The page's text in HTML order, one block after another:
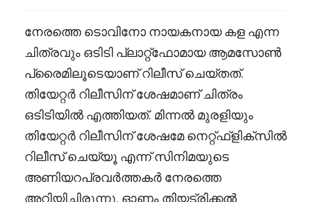
നേരത്തെ ടൊവിനോ നായകനായ കള എന്ന
ചിത്രവും ഒടിടി പ്ലാറ്റ്ഫോമായ ആമസോൺ
പ്രൈമിലൂടെയാണ് റിലീസ് ചെയ്തത്.
തിയേറ്റർ റിലീസിന് ശേഷമാണ് ചിത്രം
ഒടിടിയിൽ എത്തിയത്. മിന്നൽ മുരളിയും
തിയേറ്റർ റിലീസിന് ശേഷമേ നെറ്റ്ഫ്ളിക്സിൽ
റിലീസ് ചെയ്യൂ എന്ന് സിനിമയുടെ
അണിയറപ്രവർത്തകർ നേരത്തെ
അറിയിച്ചിരുന്നു. ഓണം തിയട്രിക്കൽ